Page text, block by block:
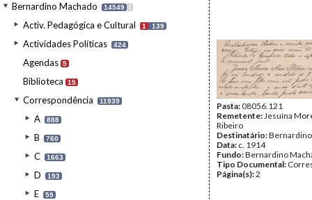
Bernardino Machado 14549 I
Activ. Pedagógica e Cultural 1 139
Actividades Políticas 424
Agendas 5
Biblioteca 15
Correspondência 11939
A 888
B 760
C 1663
D 193
E 59
Pasta:08056.121
Remetente:Jesuína
Ribeiro
Destinatário:
Data: c. 1914
Fundo:Bernardino
Tipo Documental:
Página(s):2